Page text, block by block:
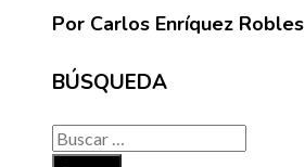
Por Carlos Enríquez Robles
BÚSQUEDA
Buscar: